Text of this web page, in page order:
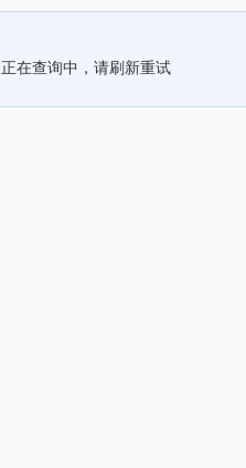
正在查询中，请刷新重试